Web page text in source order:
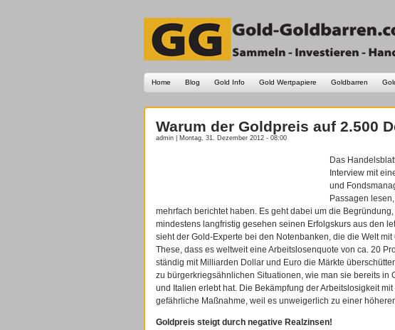
Home Blog Gold Info Gold Wertpapiere Goldbarren
Warum der Goldpreis auf 2.500
admin | Montag, 31. Dezember 2012 - 08:00
Das
Interview mit
und
Passagen
mehrfach berichtet haben. Es geht dabei um die
mindestens langfristig gesehen seinen Erfolgskurs aus den
sieht der Gold-Experte bei den Notenbanken, die die Welt
These, dass es weltweit eine Arbeitslosenquote von ca. 20
ständig mit Milliarden Dollar und Euro die Märkte
zu bürgerkriegsähnlichen Situationen, wie man sie bereits in
und Italien erlebt hat. Die Bekämpfung der Arbeitslosigkeit
gefährliche Maßnahme, weil es unweigerlich zu einer
Goldpreis steigt durch negative Realzinsen!